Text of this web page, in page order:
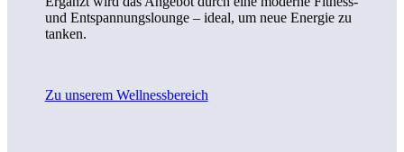
und Entspannungslounge – ideal, um neue Energie zu
tanken.
Zu unserem Wellnessbereich